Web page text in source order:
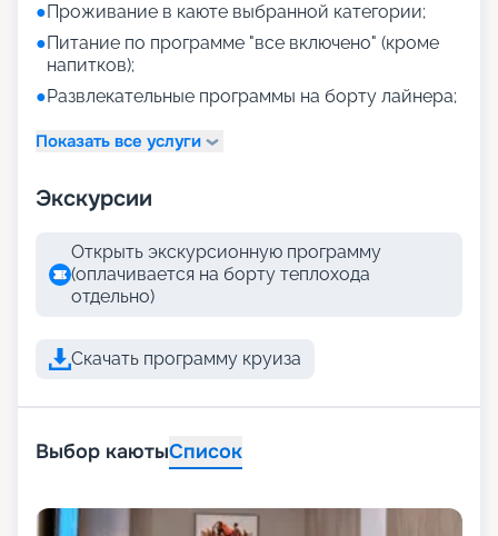
●Проживание в каюте выбранной категории;
●Питание по программе "все включено" (кроме
напитков);
●Развлекательные программы на борту лайнера;
Показать все услуги
Экскурсии
Открыть экскурсионную программу
(оплачивается на борту теплохода
отдельно)
Скачать программу круиза
Выбор каютыСписок